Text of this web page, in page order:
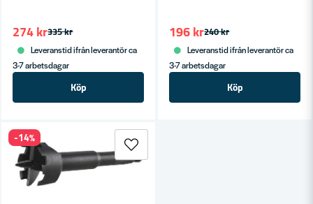
335 kr
274 kr
Leveranstid ifrån leverantör ca
3-7 arbetsdagar
Köp
240 kr
196 kr
Leveranstid ifrån leverantör ca
3-7 arbetsdagar
Köp
-14%